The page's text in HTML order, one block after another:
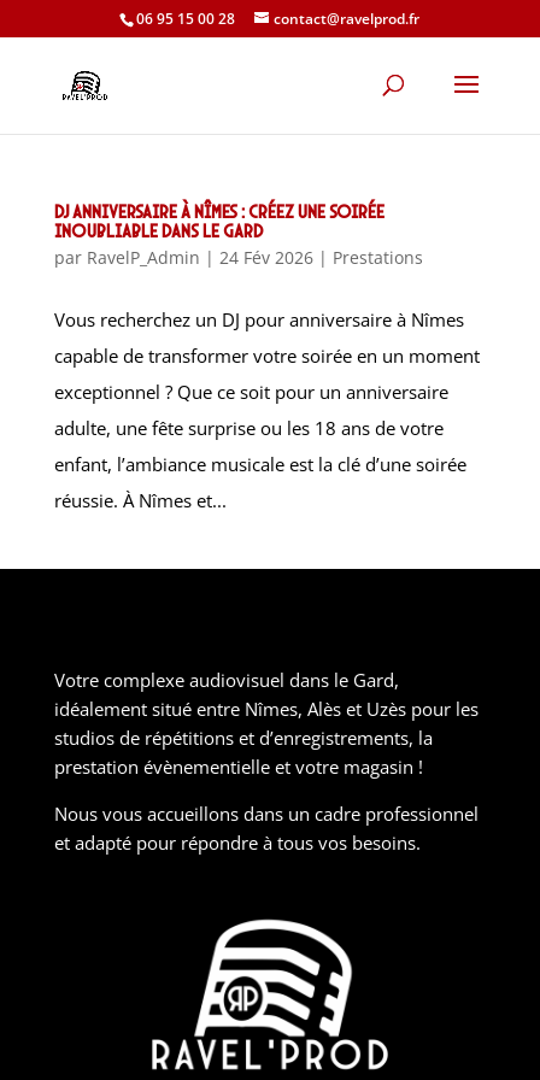
06 95 15 00 28 contact@ravelprod.fr
DJ anniversaire à Nîmes : créez une soirée
inoubliable dans le Gard
par RavelP_Admin | 24 Fév 2026| Prestations
Vous recherchez un DJ pour anniversaire à Nîmes
capable de transformer votre soirée en un moment
exceptionnel ? Que ce soit pour un anniversaire
adulte, une fête surprise ou les 18 ans de votre
enfant, l’ambiance musicale est la clé d’une soirée
réussie. À Nîmes et...
Votre complexe audiovisuel dans le Gard,
idéalement situé entre Nîmes, Alès et Uzès pour les
studios de répétitions et d’enregistrements, la
prestation évènementielle et votre magasin !
Nous vous accueillons dans un cadre professionnel
et adapté pour répondre à tous vos besoins.